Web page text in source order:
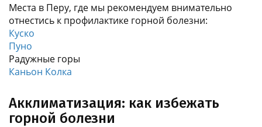
Места в Перу, где мы рекомендуем внимательно
отнестись к профилактике горной болезни:
Куско
Пуно
Радужные горы
Каньон Колка
Акклиматизация: как избежать
горной болезни